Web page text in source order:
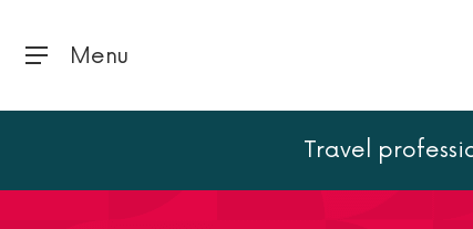
Menu
Travel
塞纳河游船（夜晚）